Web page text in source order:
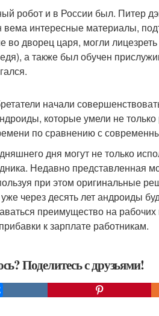
робот и в России был. Питер
интересные материалы,
во дворец царя, могли
а также был обучен
начали
которые умели не
по сравнению с
дня могут не только
Недавно представленная
при этом оригинальные
через десять лет андроиды
преимущество на
к зарплате работникам.
Поделитесь с друзьями!